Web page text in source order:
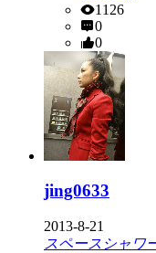
1126
0
0
jing0633
2013-8-21
スペースシャワ